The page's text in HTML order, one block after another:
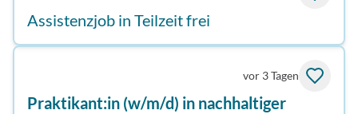
Assistenzjob in Teilzeit frei
vor 3 Tagen
Praktikant:in (w/m/d) in nachhaltiger